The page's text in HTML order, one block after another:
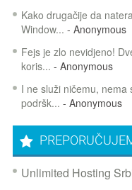
Kako drugačije da
Window... - Anonymous
Fejs je zlo nevidjeno!
koris... - Anonymous
I ne služi ničemu, nema
podršk... - Anonymous
Unlimited Hosting